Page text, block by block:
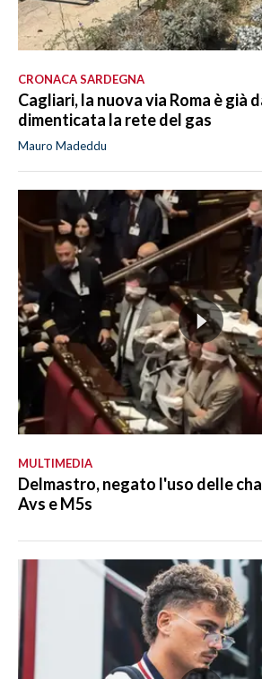
CRONACA SARDEGNA
Cagliari, la nuova via Roma è già
dimenticata la rete del gas
Mauro Madeddu
MULTIMEDIA
Delmastro, negato l'uso delle
Avs e M5s